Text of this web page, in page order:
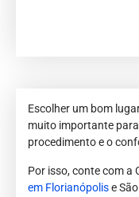
Escolher um bom
muito importante
procedimento e o
Por isso, conte com a
em Florianópolise